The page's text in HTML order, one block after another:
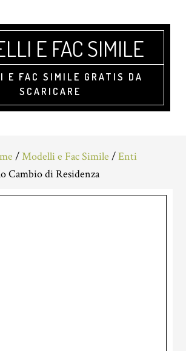
E FAC SIMILE
E FAC SIMILE GRATIS DA
SCARICARE
/Modelli e Fac Simile /Enti
Cambio di Residenza